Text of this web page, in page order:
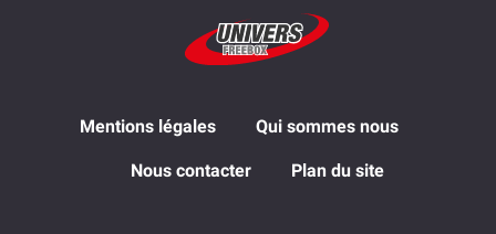
Mentions légales Qui sommes nous
Nous contacter Plan du site